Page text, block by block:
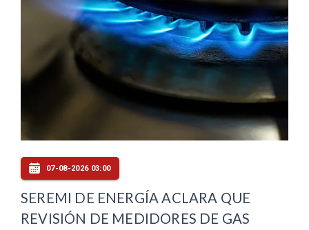
07-08-2026 03:00
SEREMI DE ENERGÍA ACLARA QUE
REVISIÓN DE MEDIDORES DE GAS